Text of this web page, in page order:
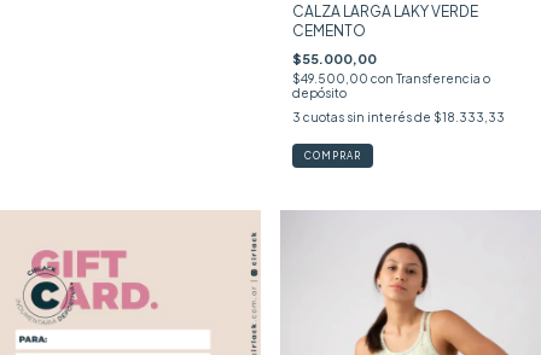
CALZA LARGA LAKY VERDE
CEMENTO
$55.000,00
$49.500,00 con Transferencia o
depósito
3 cuotas sin interés de $18.333,33
COMPRAR